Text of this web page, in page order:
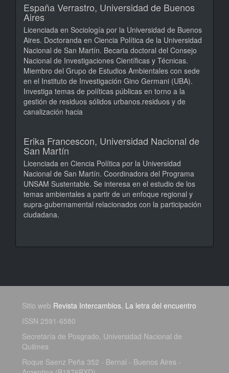
España Verrastro, Universidad de Buenos
Aires
Licenciada en Sociología por la Universidad de Buenos
Aires. Doctoranda en Ciencia Política de la Universidad
Nacional de San Martín. Becaria doctoral del Consejo
Nacional de Investigaciones Científicas y Técnicas.
Miembro del Grupo de Estudios Ambientales con sede
en el Instituto de Investigación Gino Germani (UBA).
Investiga temas de políticas públicas en torno a la
gestión de residuos sólidos urbanos.residuos y de
canalización hacia
Erika Francescon, Universidad Nacional de
San Martín
Licenciada en Ciencia Política por la Universidad
Nacional de San Martín. Coordinadora del Programa
UNSAM Sustentable. Se interesa en el estudio de los
temas ambientales a partir de un enfoque regional y
supra-gubernamental relacionados con la participación
ciudadana.
Sitio web Revista Intercambios. La letra del encuentro
ISSN 2591-6580
Secretaría de Posgrado, Universidad Nacional de
Quilmes
Roque Saenz Peña 352 - Bernal - Buenos Aires -